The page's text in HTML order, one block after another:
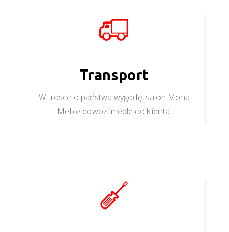
Transport
W trosce o państwa wygodę, salon Mona
Meble dowozi meble do klienta.